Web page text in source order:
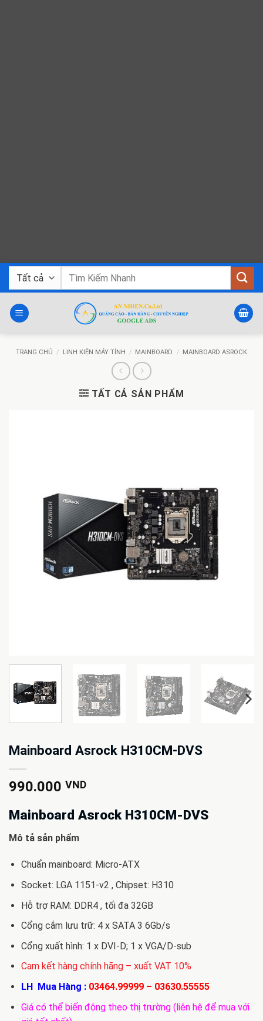
Bỏ
dung
Tìm
TRANG CHỦ / LINH KIỆN MÁY TÍNH / MAINBOARD / MAINBOARD ASROCK
TẤT CẢ SẢN PHẨM
Mainboard Asrock H310CM-DVS
990.000 VND
Mainboard Asrock H310CM-DVS
Mô tả sản phẩm
Chuẩn mainboard: Micro-ATX
Socket: LGA 1151-v2 , Chipset: H310
Hỗ trợ RAM: DDR4 , tối đa 32GB
Cổng cắm lưu trữ: 4 x SATA 3 6Gb/s
Cổng xuất hình: 1 x DVI-D; 1 x VGA/D-sub
Cam kết hàng chính hãng – xuất VAT 10%
LH Mua Hàng : 03464.99999– 03630.55555
Giá có thể biến động theo thị trường (liên hệ để mua với